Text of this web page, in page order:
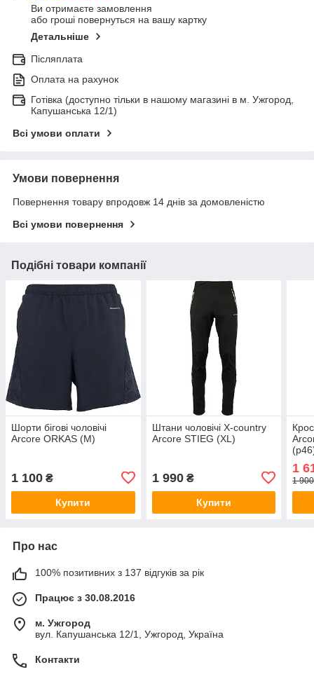
Ви отримаєте замовлення
або гроші повернуться на вашу картку
Детальніше
Післяплата
Оплата на рахунок
Готівка (доступно тільки в нашому магазині в м. Ужгород,
Капушанська 12/1)
Всі умови оплати
Умови повернення
Повернення товару впродовж 14 днів за домовленістю
Всі умови повернення
Подібні товари компанії
Шорти бігові чоловічі
Arcore ORKAS (M)
1 100 ₴
Купити
Штани чоловічі X-country
Arcore STIEG (XL)
1 990₴
Купити
1
1
Про нас
100% позитивних з 137 відгуків за рік
Працює з 30.08.2016
м. Ужгород
вул. Капушанська 12/1, Ужгород, Україна
Контакти